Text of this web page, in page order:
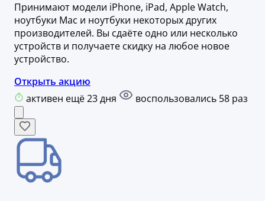
Принимают модели iPhone, iPad, Apple Watch,
ноутбуки Mac и ноутбуки некоторых других
производителей. Вы сдаёте одно или несколько
устройств и получаете скидку на любое новое
устройство.
Открыть акцию
активен ещё 23 дня
воспользовались 58 раз